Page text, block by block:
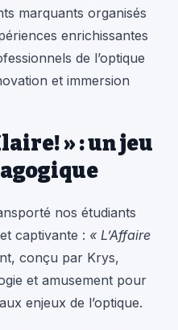
marquants organisés
enrichissantes
de l’optique
et immersion
» : un jeu
nos étudiants
captivante : « L’Affaire
conçu par Krys,
et amusement pour
enjeux de l’optique.